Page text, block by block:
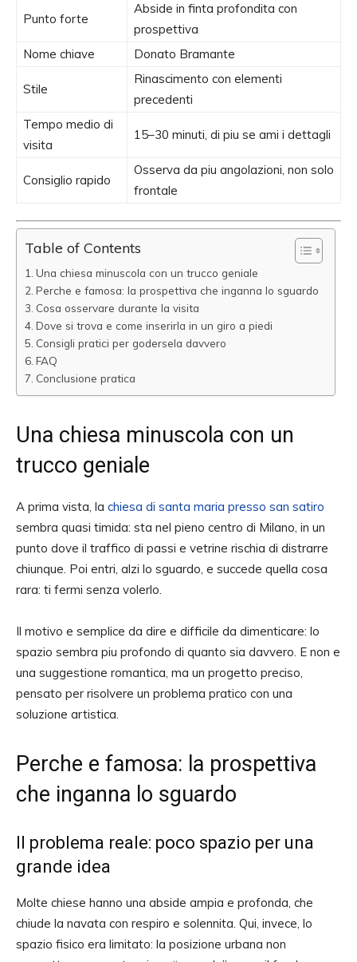
Punto forte
Abside in finta profondita con
prospettiva
Nome chiave
Donato Bramante
Stile
Rinascimento con elementi
precedenti
Tempo medio di
visita
15–30 minuti, di piu se ami i dettagli
Consiglio rapido
Osserva da piu angolazioni, non solo
frontale
Table of Contents
Una chiesa minuscola con un trucco geniale
Perche e famosa: la prospettiva che inganna lo sguardo
Cosa osservare durante la visita
Dove si trova e come inserirla in un giro a piedi
Consigli pratici per godersela davvero
FAQ
Conclusione pratica
Una chiesa minuscola con un
trucco geniale
A prima vista, la chiesa di santa maria presso san satiro
sembra quasi timida: sta nel pieno centro di Milano, in un
punto dove il traffico di passi e vetrine rischia di distrarre
chiunque. Poi entri, alzi lo sguardo, e succede quella cosa
rara: ti fermi senza volerlo.
Il motivo e semplice da dire e difficile da dimenticare: lo
spazio sembra piu profondo di quanto sia davvero. E non e
una suggestione romantica, ma un progetto preciso,
pensato per risolvere un problema pratico con una
soluzione artistica.
Perche e famosa: la prospettiva
che inganna lo sguardo
Il problema reale: poco spazio per una
grande idea
Molte chiese hanno una abside ampia e profonda, che
chiude la navata con respiro e solennita. Qui, invece, lo
spazio fisico era limitato: la posizione urbana non